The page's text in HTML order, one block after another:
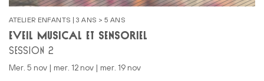
ATELIER ENFANTS | 3 ANS > 5 ANS
ÉVEIL MUSICAL ET SENSORIEL
SESSION 2
mer. 5 nov | mer. 12 nov | mer. 19 nov